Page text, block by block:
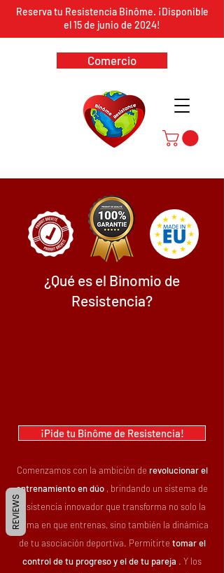
Comercio
Reserva tu Resistencia Binôme. ¡Disponible
el 15 de junio de 2024!
¿Qué es el Binomio de
Resistencia?
¡Pide tu Binôme de Resistencia!
Comenzamos con la ambición de revolucionar el
entrenamiento en dúo , brindando un sistema de
resistencia innovador que transforma no solo la
forma en que entrenas, sino también la dinámica
de tu asociación deportiva. Permitirte tomar el
control de tu progreso y el de tu pareja . Y los
REVIEWS